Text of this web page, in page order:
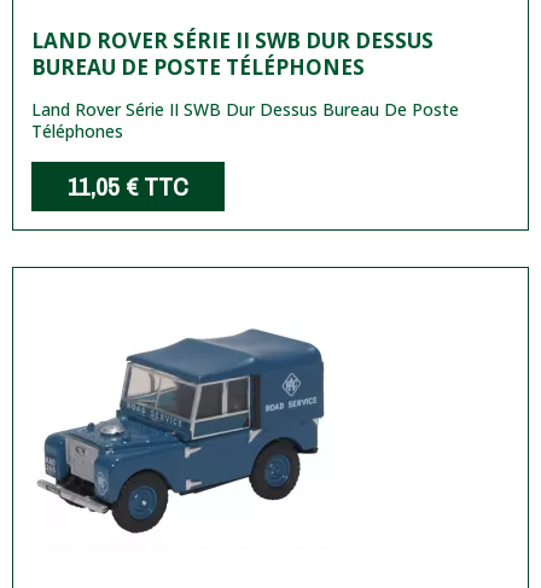
LAND ROVER SÉRIE II SWB DUR DESSUS
BUREAU DE POSTE TÉLÉPHONES
Land Rover Série II SWB Dur Dessus Bureau De Poste
Téléphones
11,05 €TTC